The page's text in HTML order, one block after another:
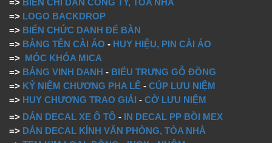
=> BIỂN CHỈ DẪN CÔNG TY, TÒA NHÀ
=> LOGO BACKDROP
=> BIỂN CHỨC DANH ĐỂ BÀN
=> BẢNG TÊN CÀI ÁO - HUY HIỆU, PIN CÀI ÁO
=> MÓC KHÓA MICA
=> BẢNG VINH DANH - BIỂU TRƯNG GỖ ĐỒNG
=> KỶ NIỆM CHƯƠNG PHA LÊ - CÚP LƯU NIỆM
=> HUY CHƯƠNG TRAO GIẢI - CỜ LƯU NIỆM
=> DÁN DECAL XE Ô TÔ - IN DECAL PP BỒI MEX
=> DÁN DECAL KÍNH VĂN PHÒNG, TÒA NHÀ